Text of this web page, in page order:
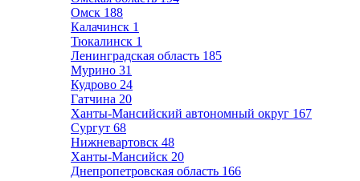
Омск 188
Калачинск 1
Тюкалинск 1
Ленинградская область 185
Мурино 31
Кудрово 24
Гатчина 20
Ханты-Мансийский автономный округ 167
Сургут 68
Нижневартовск 48
Ханты-Мансийск 20
Днепропетровская область 166